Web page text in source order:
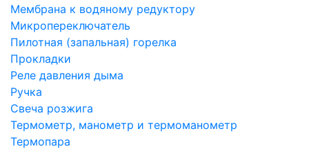
Мембрана к водяному редуктору
Микропереключатель
Пилотная (запальная) горелка
Прокладки
Реле давления дыма
Ручка
Свеча розжига
Термометр, манометр и термоманометр
Термопара